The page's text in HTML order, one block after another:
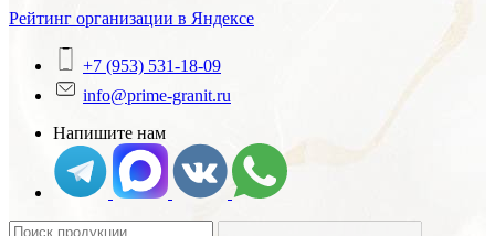
Рейтинг организации в Яндексе
+7 (953) 531-18-09
info@prime-granit.ru
Напишите нам